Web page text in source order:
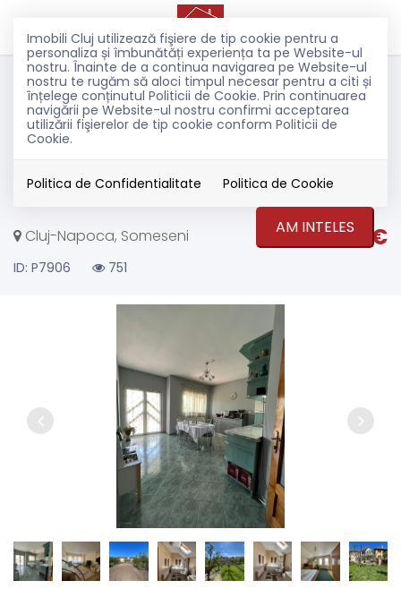
Imobili Cluj utilizează fişiere de tip cookie pentru a
personaliza și îmbunătăți experiența ta pe Website-ul
nostru. Înainte de a continua navigarea pe Website-ul
nostru te rugăm să aloci timpul necesar pentru a citi și
înțelege conținutul Politicii de Cookie. Prin continuarea
navigării pe Website-ul nostru confirmi acceptarea
utilizării fişierelor de tip cookie conform Politicii de
Cookie.
Politica de Confidentialitate Politica de Cookie
AM INTELES
Vanzare
Case
Cluj-Napoca
Someseni
Casa individuala
Cluj-Napoca, Someseni 395.000€
ID: P7906 751